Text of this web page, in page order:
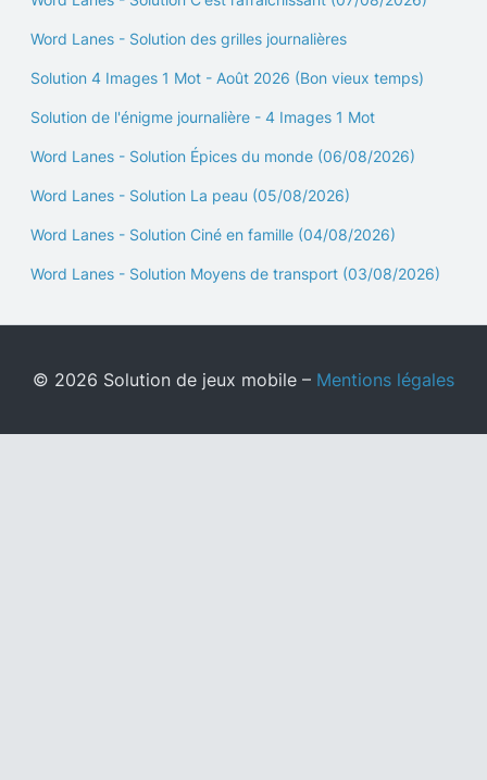
Word Lanes - Solution des grilles journalières
Solution 4 Images 1 Mot - Août 2026 (Bon vieux temps)
Solution de l'énigme journalière - 4 Images 1 Mot
Word Lanes - Solution Épices du monde (06/08/2026)
Word Lanes - Solution La peau (05/08/2026)
Word Lanes - Solution Ciné en famille (04/08/2026)
Word Lanes - Solution Moyens de transport (03/08/2026)
© 2026 Solution de jeux mobile – Mentions légales